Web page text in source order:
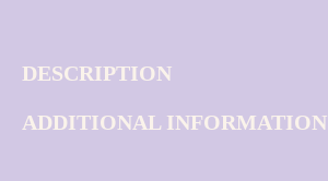
DESCRIPTION
ADDITIONAL INFORMATION